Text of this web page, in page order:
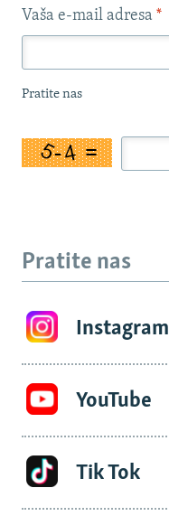
Vaša e-mail adresa *
Pratite nas
Pratite nas
Instagram
YouTube
Tik Tok